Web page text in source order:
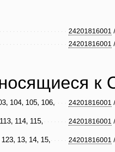
24201816001
24201816001
к
24201816001
104, 105, 106,
24201816001
114, 115,
24201816001
13, 14, 15,